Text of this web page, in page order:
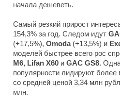
начала дешеветь.
Самый резкий прирост
154,3% за год. Следом идут
(+17,5%), Omoda(+13,5%) и
моделей быстрее всего рос
M6, Lifan X60 и GAC GS8.
популярности лидируют более
со средней ценой 3,34 млн
млн.